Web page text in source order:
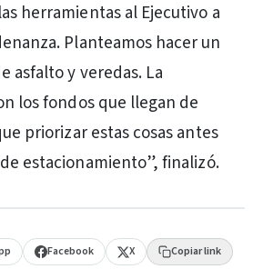
herramientas al Ejecutivo a
Planteamos hacer un
asfalto y veredas. La
los fondos que llegan de
priorizar estas cosas antes
estacionamiento”, finalizó.
Facebook X Copiar link